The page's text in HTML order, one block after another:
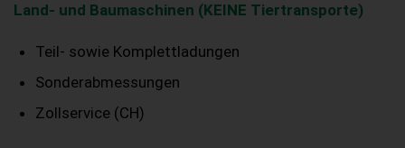
Land- und Baumaschinen (KEINE Tiertransporte)
Teil- sowie Komplettladungen
Sonderabmessungen
Zollservice (CH)